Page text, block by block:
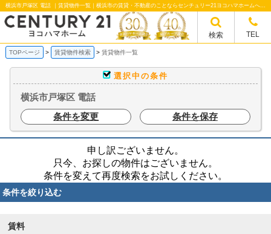
横浜市戸塚区 電話 ｜賃貸物件一覧｜横浜市の賃貸・不動産のことならセンチュリー21ヨコハマホームへ！横浜市の賃貸仲介や不動産売却・買取、不動産管理など不動産のことならなんでもご相談ください。
検索 TEL
TOPページ 賃貸物件検索 賃貸物件一覧
選択中の条件
横浜市戸塚区 電話
条件を変更
条件を保存
申し訳ございません。
只今、お探しの物件はございません。
条件を変えて再度検索をお試しください。
条件を絞り込む
賃料